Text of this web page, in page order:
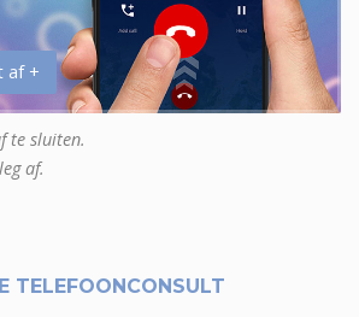
af +
te sluiten.
af.
TELEFOONCONSULT